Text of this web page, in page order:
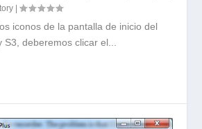
|
iconos de la pantalla de inicio del
S3, deberemos clicar el...